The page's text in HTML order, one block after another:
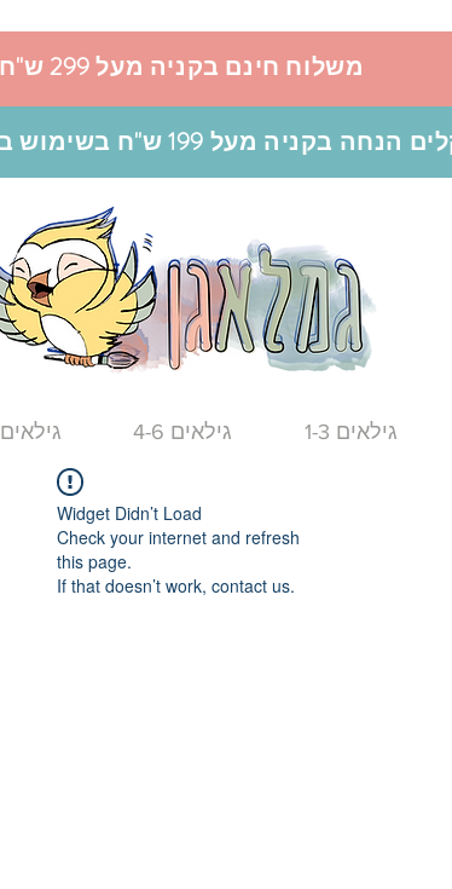
משלוח חינם בקניה מעל 299 ש"ח
גילאים 1-3 גילאים 4-6 גילאים 7-9
Widget Didn’t Load
Check your internet and refresh
this page.
If that doesn’t work, contact us.